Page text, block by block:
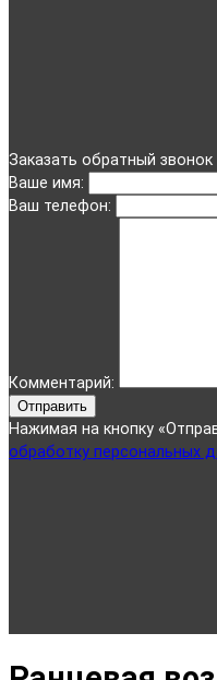
Заказать обратный звонок
Ваше имя:
Ваш телефон:
Комментарий:
Отправить
Нажимая на кнопку
обработку персональных